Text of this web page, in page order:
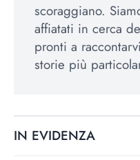
scoraggiano.
affiatati in cerca
pronti a
storie più
IN EVIDENZA